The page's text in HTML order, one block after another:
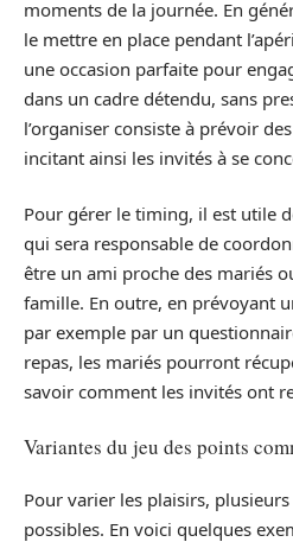
moments de la journée. En
le mettre en place pendant
une occasion parfaite pour
dans un cadre détendu, sans
l’organiser consiste à prévoir
incitant ainsi les invités à se
Pour gérer le timing, il est utile
qui sera responsable de
être un ami proche des mariés
famille. En outre, en prévoyant
par exemple par un
repas, les mariés pourront
savoir comment les invités ont
Variantes du jeu des points
Pour varier les plaisirs,
possibles. En voici quelques